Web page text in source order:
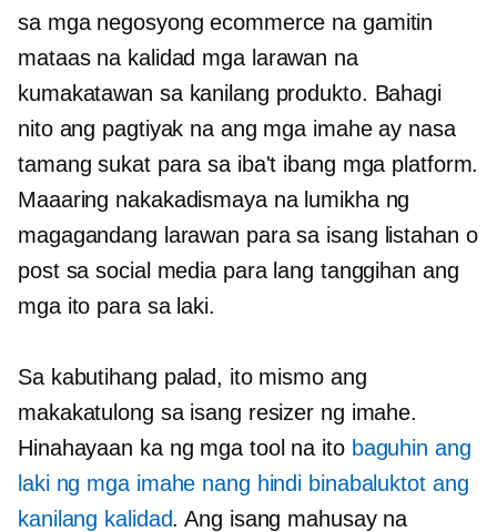
sa mga negosyong ecommerce na gamitin
mataas na kalidad mga larawan na
kumakatawan sa kanilang produkto. Bahagi
nito ang pagtiyak na ang mga imahe ay nasa
tamang sukat para sa iba't ibang mga platform.
Maaaring nakakadismaya na lumikha ng
magagandang larawan para sa isang listahan o
post sa social media para lang tanggihan ang
mga ito para sa laki.
Sa kabutihang palad, ito mismo ang
makakatulong sa isang resizer ng imahe.
Hinahayaan ka ng mga tool na ito baguhin ang
laki ng mga imahe nang hindi binabaluktot ang
kanilang kalidad. Ang isang mahusay na